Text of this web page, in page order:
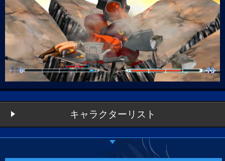
キャラクターリスト